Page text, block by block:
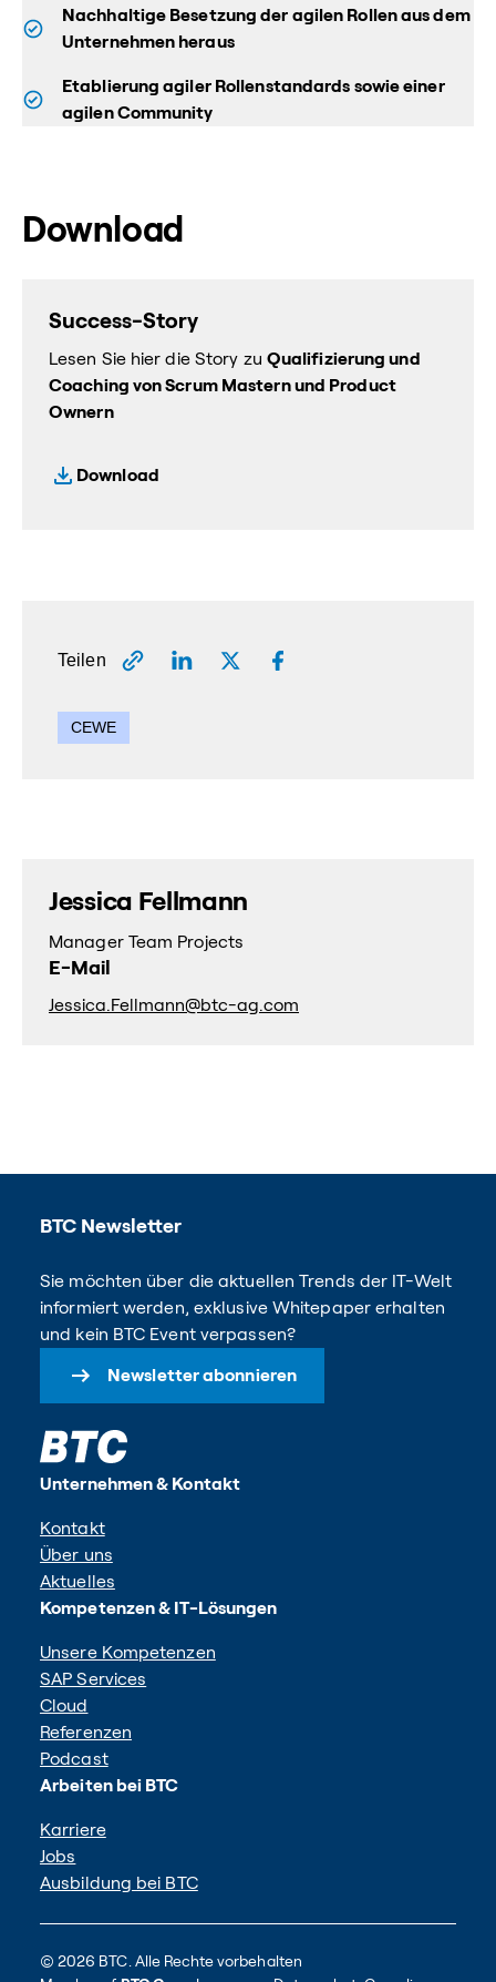
Nachhaltige Besetzung der agilen Rollen aus dem
Unternehmen heraus
Etablierung agiler Rollenstandards sowie einer
agilen Community
Download
Success-Story
Lesen Sie hier die Story zu Qualifizierung und
Coaching von Scrum Mastern und Product
Ownern
Download
Teilen
CEWE
Jessica Fellmann
Manager Team Projects
E-Mail
Jessica.Fellmann@btc-ag.com
BTC Newsletter
Sie möchten über die aktuellen Trends der IT-Welt
informiert werden, exklusive Whitepaper erhalten
und kein BTC Event verpassen?
Newsletter abonnieren
Unternehmen & Kontakt
Kontakt
Über uns
Aktuelles
Kompetenzen & IT-Lösungen
Unsere Kompetenzen
SAP Services
Cloud
Referenzen
Podcast
Arbeiten bei BTC
Karriere
Jobs
Ausbildung bei BTC
© 2026 BTC. Alle Rechte vorbehalten